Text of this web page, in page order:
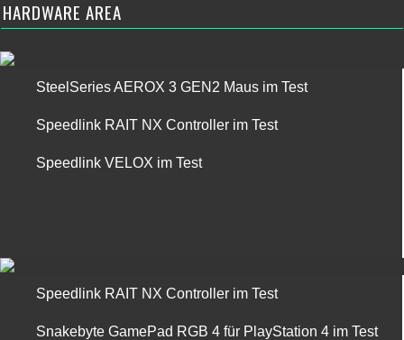
HARDWARE AREA
SteelSeries AEROX 3 GEN2 Maus im Test
Speedlink RAIT NX Controller im Test
Speedlink VELOX im Test
Speedlink RAIT NX Controller im Test
Snakebyte GamePad RGB 4 für PlayStation 4 im Test